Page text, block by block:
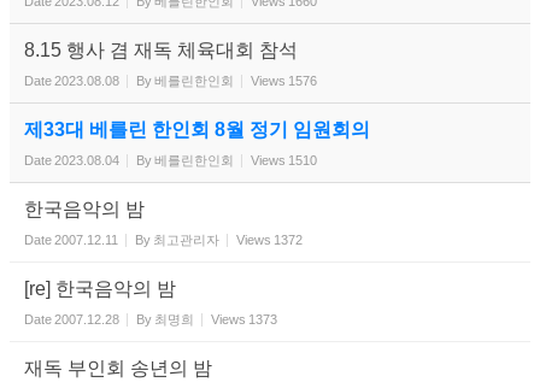
8.15 행사 겸 재독 체육대회 참석
Date2023.08.08 By베를린한인회 Views 1576
제33대 베를린 한인회 8월 정기 임원회의
Date2023.08.04 By베를린한인회 Views 1510
한국음악의 밤
Date2007.12.11 By 최고관리자 Views 1372
[re] 한국음악의 밤
Date2007.12.28 By 최명희 Views 1373
재독 부인회 송년의 밤